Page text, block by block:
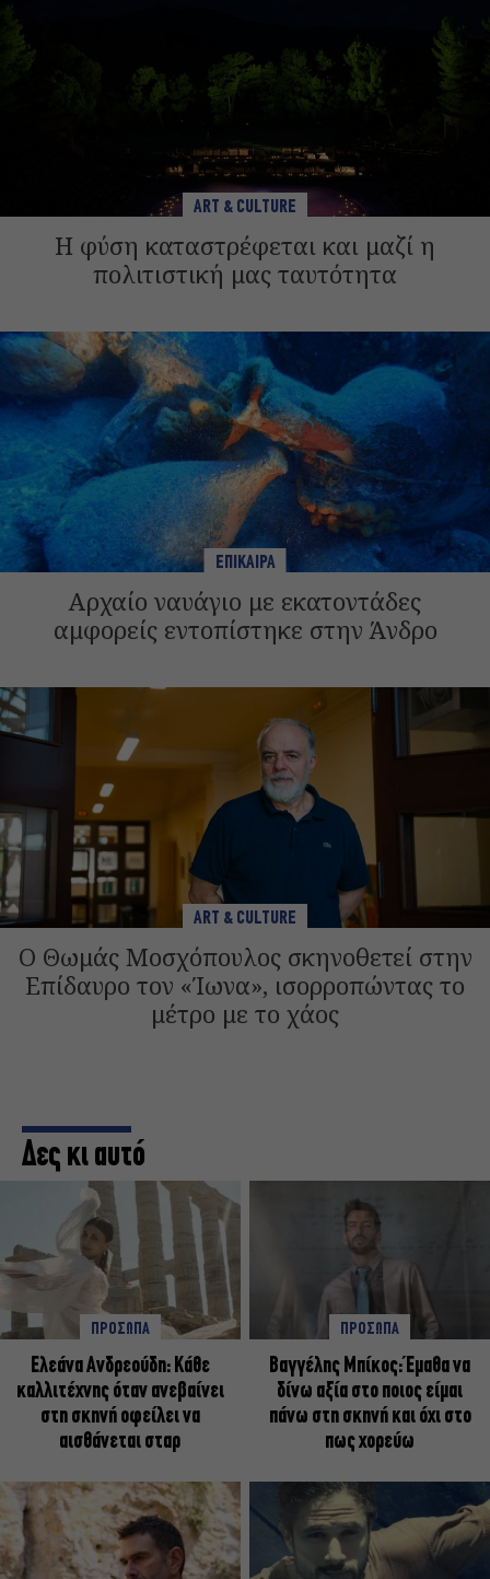
ART & CULTURE
Η φύση καταστρέφεται και μαζί η
πολιτιστική μας ταυτότητα
ΕΠΙΚΑΙΡΑ
Αρχαίο ναυάγιο με εκατοντάδες
αμφορείς εντοπίστηκε στην Άνδρο
ART & CULTURE
Ο Θωμάς Μοσχόπουλος σκηνοθετεί στην
Επίδαυρο τον «Ίωνα», ισορροπώντας το
μέτρο με το χάος
Δες κι αυτό
ΠΡΟΣΩΠΑ
Ελεάνα Ανδρεούδη: Κάθε
καλλιτέχνης όταν ανεβαίνει
στη σκηνή οφείλει να
αισθάνεται σταρ
ΠΡΟΣΩΠΑ
Βαγγέλης Μπίκος: Έμαθα να
δίνω αξία στο ποιος είμαι
πάνω στη σκηνή και όχι στο
πως χορεύω